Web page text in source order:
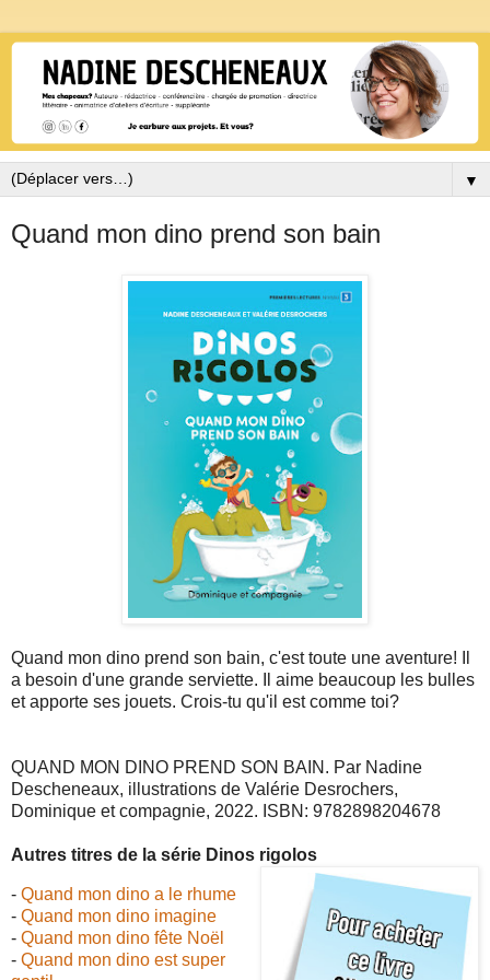
▼
Quand mon dino prend son bain
Quand mon dino prend son bain, c'est toute une aventure! Il
a besoin d'une grande serviette. Il aime beaucoup les bulles
et apporte ses jouets. Crois-tu qu'il est comme toi?
QUAND MON DINO PREND SON BAIN . Par Nadine
Descheneaux, illustrations de Valérie Desrochers,
Dominique et compagnie, 2022. ISBN: 9782898204678
Autres titres de la série Dinos rigolos
- Quand mon dino a le rhume
- Quand mon dino imagine
- Quand mon dino fête Noël
- Quand mon dino est super